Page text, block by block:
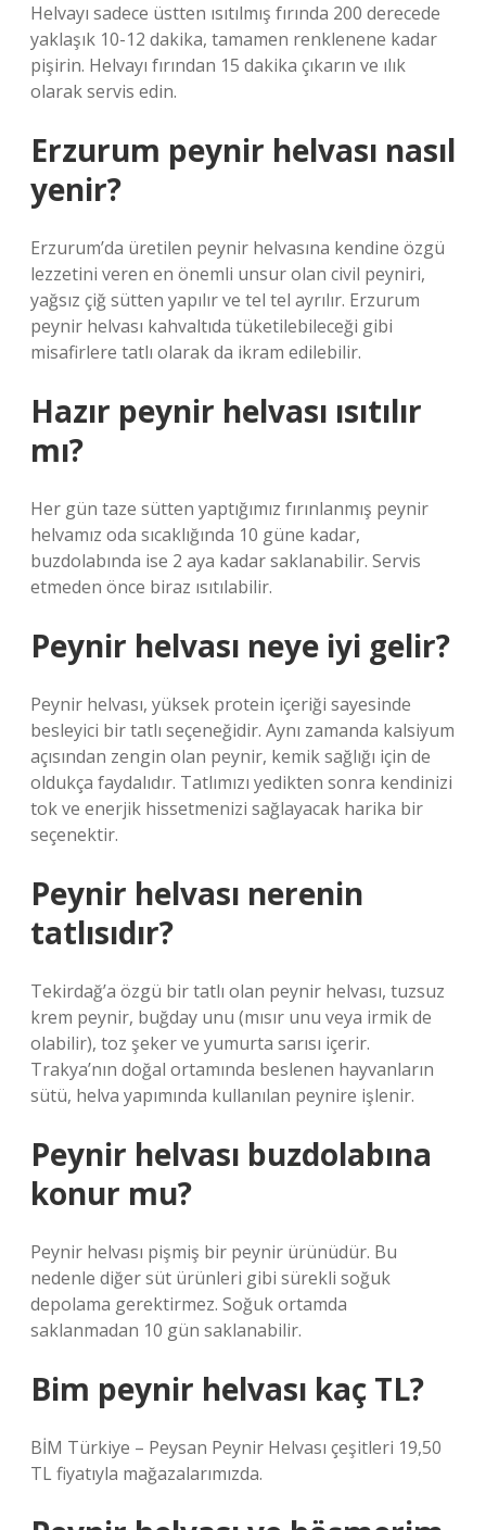
Helvayı sadece üstten ısıtılmış fırında 200 derecede
yaklaşık 10-12 dakika, tamamen renklenene kadar
pişirin. Helvayı fırından 15 dakika çıkarın ve ılık
olarak servis edin.
Erzurum peynir helvası nasıl
yenir?
Erzurum’da üretilen peynir helvasına kendine özgü
lezzetini veren en önemli unsur olan civil peyniri,
yağsız çiğ sütten yapılır ve tel tel ayrılır. Erzurum
peynir helvası kahvaltıda tüketilebileceği gibi
misafirlere tatlı olarak da ikram edilebilir.
Hazır peynir helvası ısıtılır
mı?
Her gün taze sütten yaptığımız fırınlanmış peynir
helvamız oda sıcaklığında 10 güne kadar,
buzdolabında ise 2 aya kadar saklanabilir. Servis
etmeden önce biraz ısıtılabilir.
Peynir helvası neye iyi gelir?
Peynir helvası, yüksek protein içeriği sayesinde
besleyici bir tatlı seçeneğidir. Aynı zamanda kalsiyum
açısından zengin olan peynir, kemik sağlığı için de
oldukça faydalıdır. Tatlımızı yedikten sonra kendinizi
tok ve enerjik hissetmenizi sağlayacak harika bir
seçenektir.
Peynir helvası nerenin
tatlısıdır?
Tekirdağ’a özgü bir tatlı olan peynir helvası, tuzsuz
krem ​​peynir, buğday unu (mısır unu veya irmik de
olabilir), toz şeker ve yumurta sarısı içerir.
Trakya’nın doğal ortamında beslenen hayvanların
sütü, helva yapımında kullanılan peynire işlenir.
Peynir helvası buzdolabına
konur mu?
Peynir helvası pişmiş bir peynir ürünüdür. Bu
nedenle diğer süt ürünleri gibi sürekli soğuk
depolama gerektirmez. Soğuk ortamda
saklanmadan 10 gün saklanabilir.
Bim peynir helvası kaç TL?
BİM Türkiye – Peysan Peynir Helvası çeşitleri 19,50
TL fiyatıyla mağazalarımızda.